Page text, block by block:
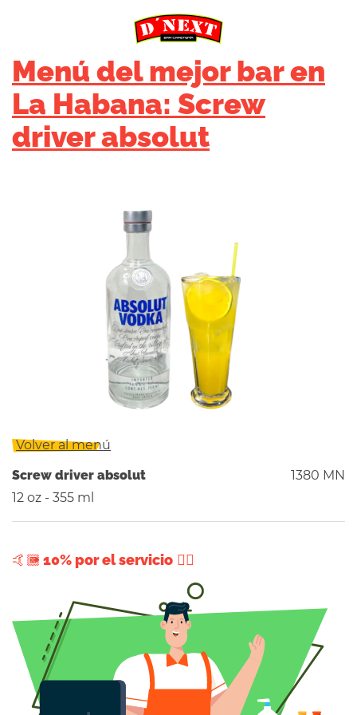
Menú del mejor bar en
La Habana: Screw
driver absolut
Volver al menú
Screw driver absolut
1380 MN
12 oz - 355 ml
+ 10% por el servicio